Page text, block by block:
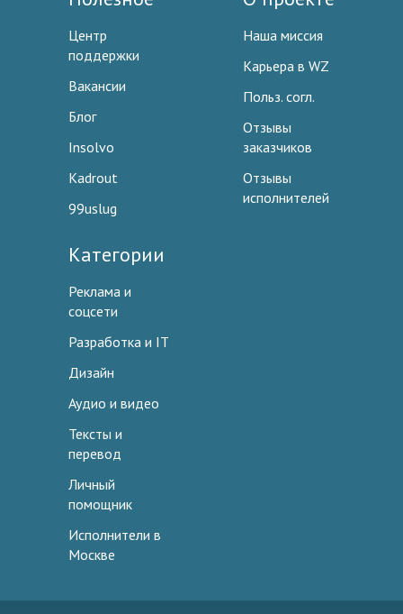
Центр
поддержки
Вакансии
Блог
Insolvo
Kadrout
99uslug
Наша миссия
Карьера в WZ
Польз. согл.
Отзывы
заказчиков
Отзывы
исполнителей
Категории
Реклама и
соцсети
Разработка и IT
Дизайн
Аудио и видео
Тексты и
перевод
Личный
помощник
Исполнители в
Москве